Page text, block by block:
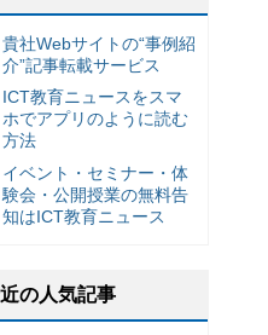
貴社Webサイトの“事例紹
介”記事転載サービス
ICT教育ニュースをスマ
ホでアプリのように読む
方法
イベント・セミナー・体
験会・公開授業の無料告
知はICT教育ニュース
の人気記事